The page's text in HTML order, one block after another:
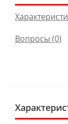
Вопросы (0)